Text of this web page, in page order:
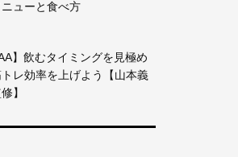
ューと食べ方
】飲むタイミングを見極め
レ効率を上げよう【山本義
】